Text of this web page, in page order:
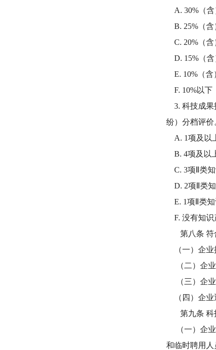
A. 30%（含
B. 25%（含
C. 20%（含
D. 15%（含
E. 10%（含
F. 10%以下
3. 科技成果
纷）分档评价
A. 1项及以
B. 4项及以
C. 3项Ⅱ类知
D. 2项Ⅱ类知
E. 1项Ⅱ类知
F. 没有知识
第八条 符合
（一）企业
（二）企业
（三）企业
（四）企业
第九条 科
（一）企业
和临时聘用人